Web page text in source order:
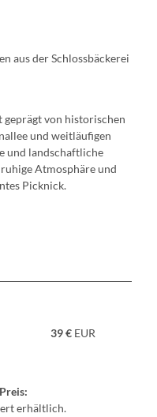
aus der Schlossbäckerei
geprägt von historischen
und weitläufigen
und landschaftliche
Atmosphäre und
Picknick.
39 € EUR
erhältlich.